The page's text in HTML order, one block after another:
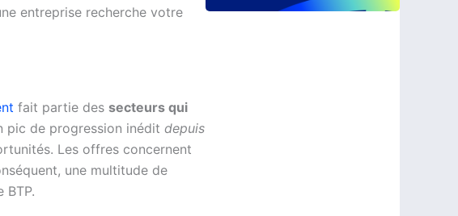
entreprise recherche votre
fait partie des secteurs qui
pic de progression inédit depuis
Les offres concernent
une multitude de
BTP.